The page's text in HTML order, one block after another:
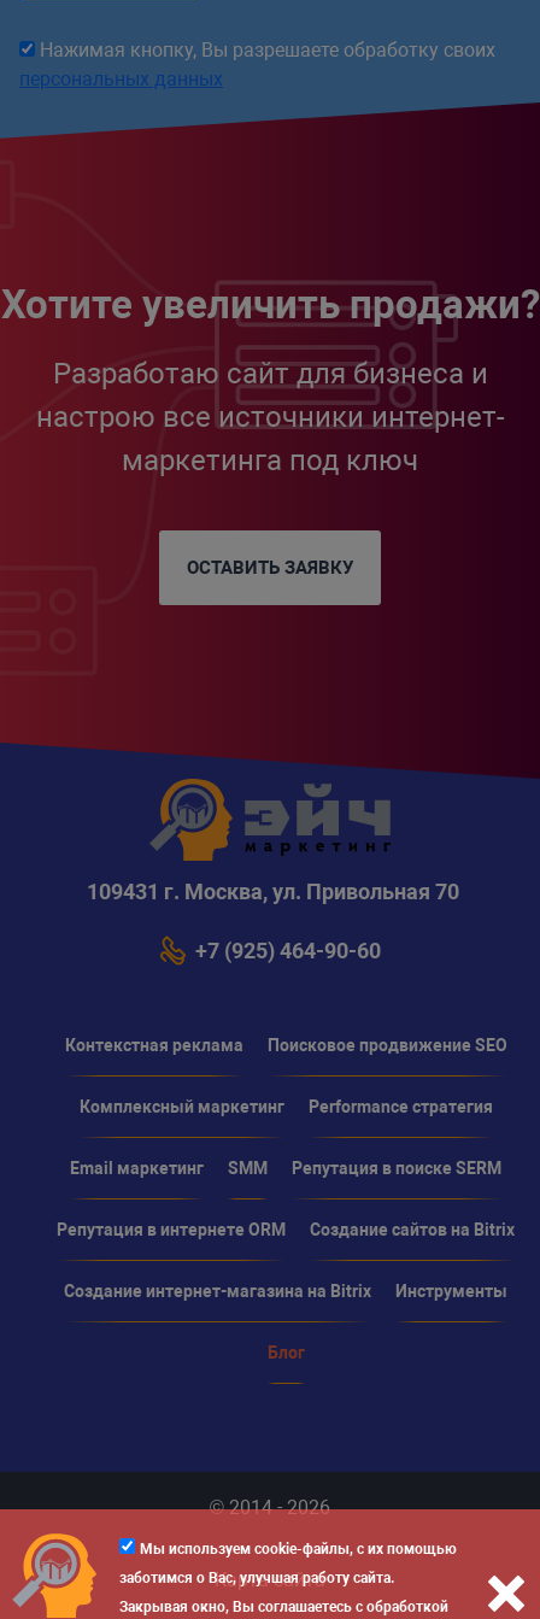
Мы используем cookie-файлы, с их помощью
заботимся о Вас, улучшая работу сайта.
Закрывая окно, Вы соглашаетесь с обработкой
Нажимая кнопку, Вы разрешаете обработку своих
персональных данных
Хотите увеличить продажи?
Разработаю сайт для бизнеса и
настрою все источники интернет-
маркетинга под ключ
ОСТАВИТЬ ЗАЯВКУ
109431 г. Москва, ул. Привольная 70
+7 (925) 464-90-60
Контекстная реклама Поисковое продвижение SEO
Комплексный маркетинг Performance стратегия
Email маркетинг SMM Репутация в поиске SERM
Репутация в интернете ORM Создание сайтов на Bitrix
Создание интернет-магазина на Bitrix Инструменты
Блог
© 2014 - 2026
Карта сайта